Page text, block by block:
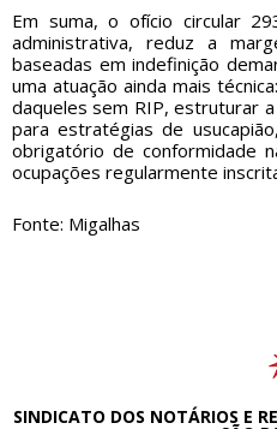
Em suma, o ofício circular
administrativa, reduz a
baseadas em indefinição
uma atuação ainda mais
daqueles sem RIP, estruturar
para estratégias de
obrigatório de conformidade
ocupações regularmente
Fonte: Migalhas
SINDICATO DOS NOTÁRIOS E